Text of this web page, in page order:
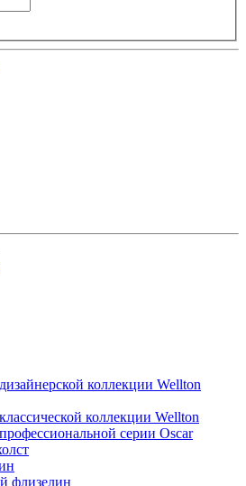
коллекции Wellton
коллекции Wellton
серии Oscar
флизелин